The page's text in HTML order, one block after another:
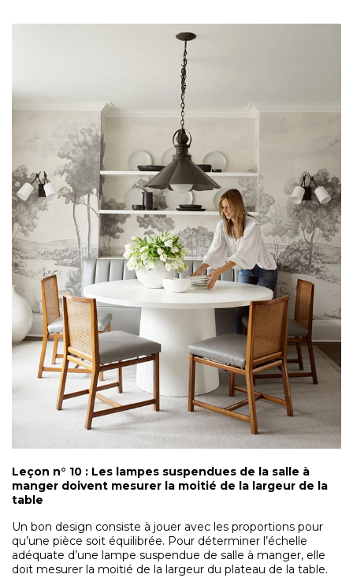
Leçon n° 10 : Les lampes suspendues de la salle à
manger doivent mesurer la moitié de la largeur de la
table
Un bon design consiste à jouer avec les proportions pour
qu’une pièce soit équilibrée. Pour déterminer l’échelle
adéquate d’une lampe suspendue de salle à manger, elle
doit mesurer la moitié de la largeur du plateau de la table.